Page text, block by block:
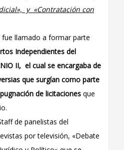
y «Contratación con
fue llamado a formar parte
Independientes del
II, el cual se encargaba de
que surgían como parte
de licitaciones que
de panelistas del
por televisión, «Debate